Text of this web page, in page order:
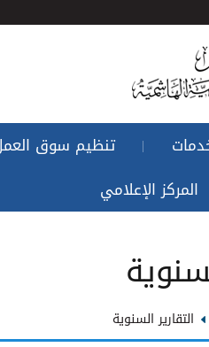
|
تنظيم سوق
المركز الإعلامي
التقارير السنوية